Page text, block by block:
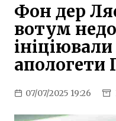
Фон дер
вотум
апологети
07/07/2025 19:26